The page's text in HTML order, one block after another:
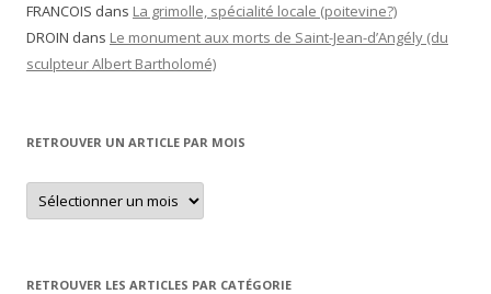
FRANCOIS dans La grimolle, spécialité locale (poitevine?)
DROIN dans Le monument aux morts de Saint-Jean-d’Angély (du
sculpteur Albert Bartholomé)
RETROUVER UN ARTICLE PAR MOIS
Retrouver
un
article
RETROUVER LES ARTICLES PAR CATÉGORIE